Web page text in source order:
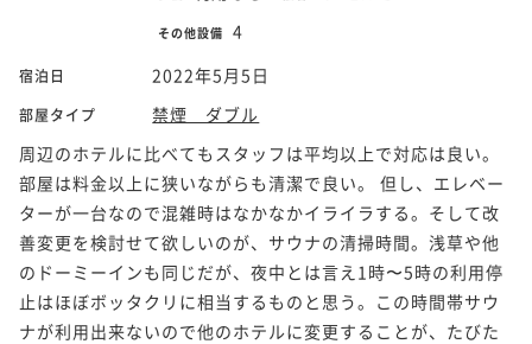
その他設備 4
宿泊日 2022年5月5日
部屋タイプ
禁煙 ダブル
周辺のホテルに比べてもスタッフは平均以上で対応は良い。
部屋は料金以上に狭いながらも清潔で良い。 但し、エレベー
ターが一台なので混雑時はなかなかイライラする。そして改
善変更を検討せて欲しいのが、サウナの清掃時間。浅草や他
のドーミーインも同じだが、夜中とは言え1時〜5時の利用停
止はほぼボッタクリに相当するものと思う。この時間帯サウ
ナが利用出来ないので他のホテルに変更することが、たびた